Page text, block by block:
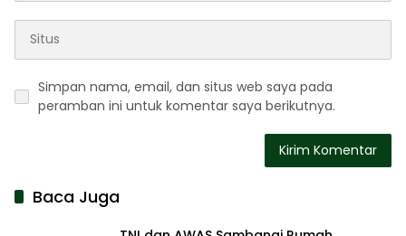
Simpan nama, email, dan situs web saya pada
peramban ini untuk komentar saya berikutnya.
Baca Juga